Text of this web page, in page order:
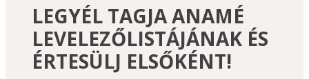
LEGYÉL TAGJA ANAMÉ
LEVELEZŐLISTÁJÁNAK ÉS
ÉRTESÜLJ ELSŐKÉNT!